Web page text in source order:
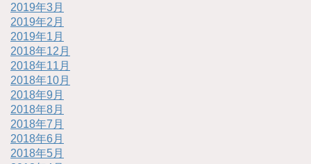
2019年3月
2019年2月
2019年1月
2018年12月
2018年11月
2018年10月
2018年9月
2018年8月
2018年7月
2018年6月
2018年5月